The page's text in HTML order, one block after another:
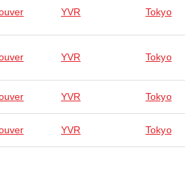
YVR Tokyo
YVR Tokyo
YVR Tokyo
YVR Tokyo